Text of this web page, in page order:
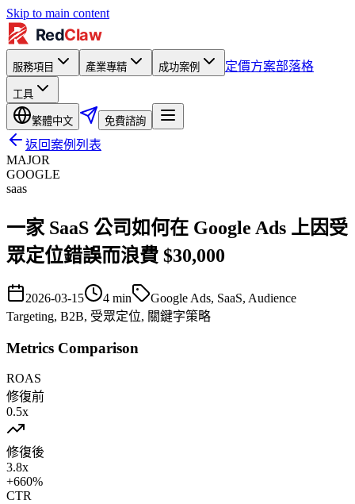
Skip to main content
服務項目 產業專精 成功案例 定價方案部落格
工具
繁體中文 免費諮詢
返回案例列表
MAJOR
GOOGLE
saas
一家 SaaS 公司如何在 Google Ads 上因受
眾定位錯誤而浪費 $30,000
2026-03-15 4 min
Google Ads, SaaS, Audience
Targeting, B2B, 受眾定位, 關鍵字策略
Metrics Comparison
ROAS
修復前
0.5x
修復後
3.8x
+660%
CTR